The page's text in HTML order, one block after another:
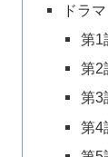
ドラ
第1
第2
第3
第